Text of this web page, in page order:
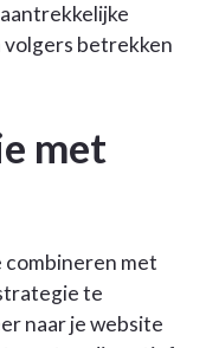
volgers betrekken
met
combineren met
te
naar je website